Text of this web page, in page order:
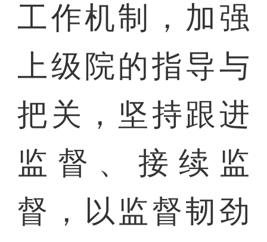
工作机制，加强
上级院的指导与
把关，坚持跟进
监督、接续监
督，以监督韧劲